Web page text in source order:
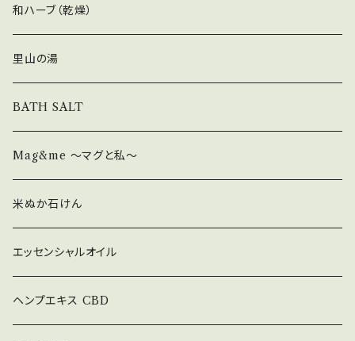
和ハーブ（乾燥）
里山の湯
BATH SALT
Mag&me ～マグと私～
米ぬか石けん
エッセンシャルオイル
ヘンプエキス CBD